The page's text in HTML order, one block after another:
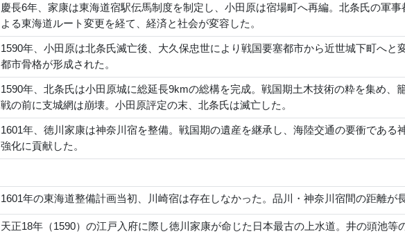
慶長6年、家康は東海道宿駅伝馬制度を制定し、小田原は宿場町へ再編。北条氏の軍
よる東海道ルート変更を経て、経済と社会が変容した。
1590年、小田原は北条氏滅亡後、大久保忠世により戦国要塞都市から近世城下町へ
都市骨格が形成された。
1590年、北条氏は小田原城に総延長9kmの総構を完成。戦国期土木技術の粋を集め
戦の前に支城網は崩壊。小田原評定の末、北条氏は滅亡した。
1601年、徳川家康は神奈川宿を整備。戦国期の遺産を継承し、海陸交通の要衝であ
強化に貢献した。
1601年の東海道整備計画当初、川崎宿は存在しなかった。品川・神奈川宿間の距離
天正18年（1590）の江戸入府に際し徳川家康が命じた日本最古の上水道。井の頭池